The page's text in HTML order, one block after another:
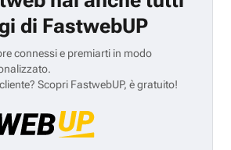
di FastwebUP
connessi e premiarti in modo
Scopri FastwebUP, è gratuito!